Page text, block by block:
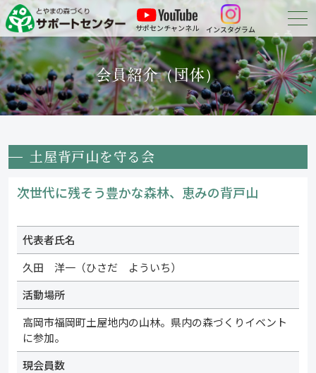
サポセンチャンネル インスタグラム
森づくりについて
森づくりに参加する
申請・報告等のダウンロード
お問い合わせ
会員紹介（団体）
土屋背戸山を守る会
次世代に残そう豊かな森林、恵みの背戸山
代表者氏名
久田 洋一（ひさだ よういち）
活動場所
高岡市福岡町土屋地内の山林。県内の森づくりイベント
に参加。
現会員数